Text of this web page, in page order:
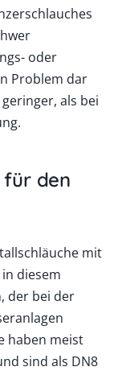
oder
Problem dar
als bei
für den
mit
diesem
der bei der
haben meist
sind als DN8